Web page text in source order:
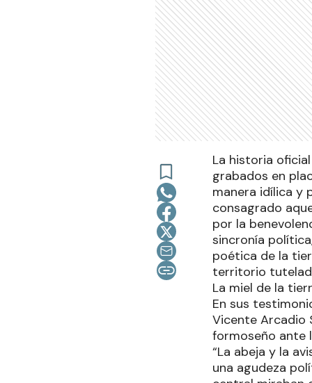
La historia
grabados en
manera idílica y
consagrado
por la
sincronía
poética de la
territorio
La miel de la
En sus
Vicente Arcadio
formoseño ante
“La abeja y la
una agudeza